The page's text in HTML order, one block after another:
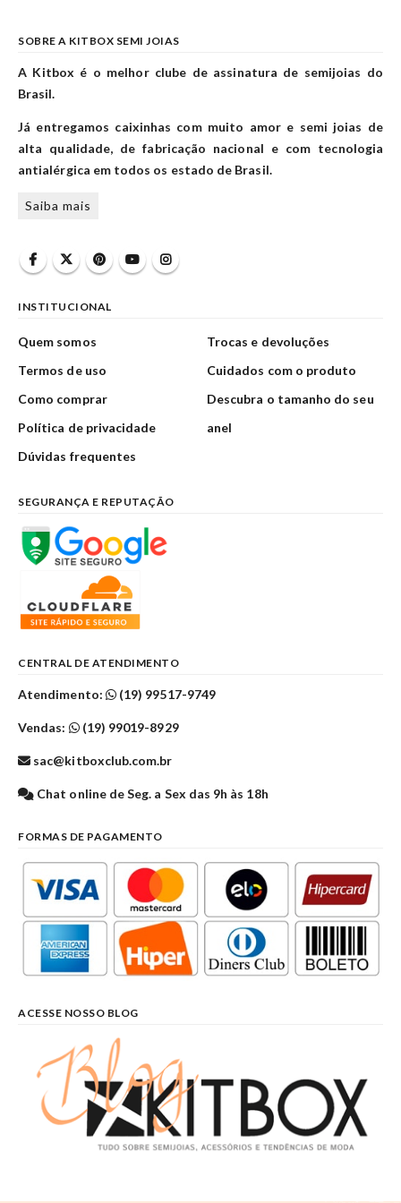
SOBRE A KITBOX SEMI JOIAS
A Kitbox é o melhor clube de assinatura de semijoias do
Brasil.
Já entregamos caixinhas com muito amor e semi joias de
alta qualidade, de fabricação nacional e com tecnologia
antialérgica em todos os estado de Brasil.
Saiba mais
INSTITUCIONAL
Quem somos
Termos de uso
Como comprar
Política de privacidade
Dúvidas frequentes
Trocas e devoluções
Cuidados com o produto
Descubra o tamanho do seu
anel
SEGURANÇA E REPUTAÇÃO
CENTRAL DE ATENDIMENTO
Atendimento: (19) 99517-9749
Vendas: (19) 99019-8929
sac@kitboxclub.com.br
Chat online de Seg. a Sex das 9h às 18h
FORMAS DE PAGAMENTO
ACESSE NOSSO BLOG